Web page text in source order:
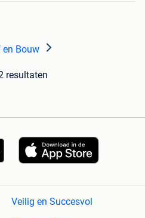
en Bouw
resultaten
Veilig en Succesvol